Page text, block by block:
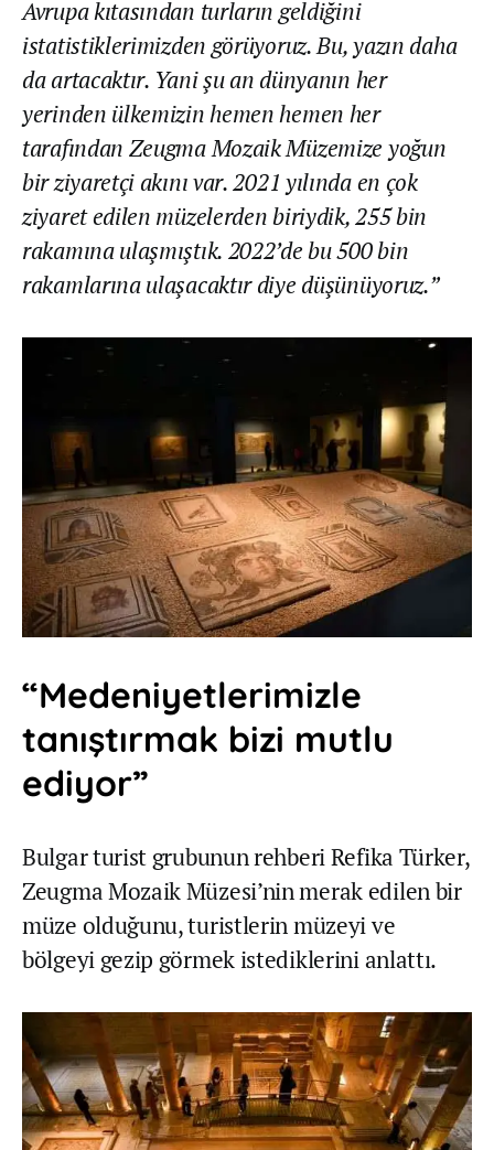
Avrupa kıtasından turların geldiğini
istatistiklerimizden görüyoruz. Bu, yazın daha
da artacaktır. Yani şu an dünyanın her
yerinden ülkemizin hemen hemen her
tarafından Zeugma Mozaik Müzemize yoğun
bir ziyaretçi akını var. 2021 yılında en çok
ziyaret edilen müzelerden biriydik, 255 bin
rakamına ulaşmıştık. 2022’de bu 500 bin
rakamlarına ulaşacaktır diye düşünüyoruz.”
“Medeniyetlerimizle
tanıştırmak bizi mutlu
ediyor”
Bulgar turist grubunun rehberi Refika Türker,
Zeugma Mozaik Müzesi’nin merak edilen bir
müze olduğunu, turistlerin müzeyi ve
bölgeyi gezip görmek istediklerini anlattı.